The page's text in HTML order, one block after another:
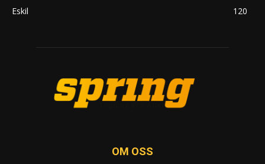
Eskil
120
OM OSS